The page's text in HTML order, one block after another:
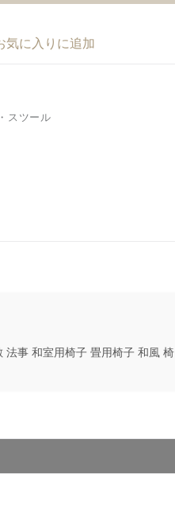
気に入りに追加
スツール
法事 和室用椅子 畳用椅子 和風 椅